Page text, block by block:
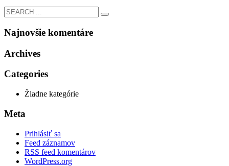
Najnovšie komentáre
Archives
Categories
Žiadne kategórie
Meta
Prihlásiť sa
Feed záznamov
RSS feed komentárov
WordPress.org